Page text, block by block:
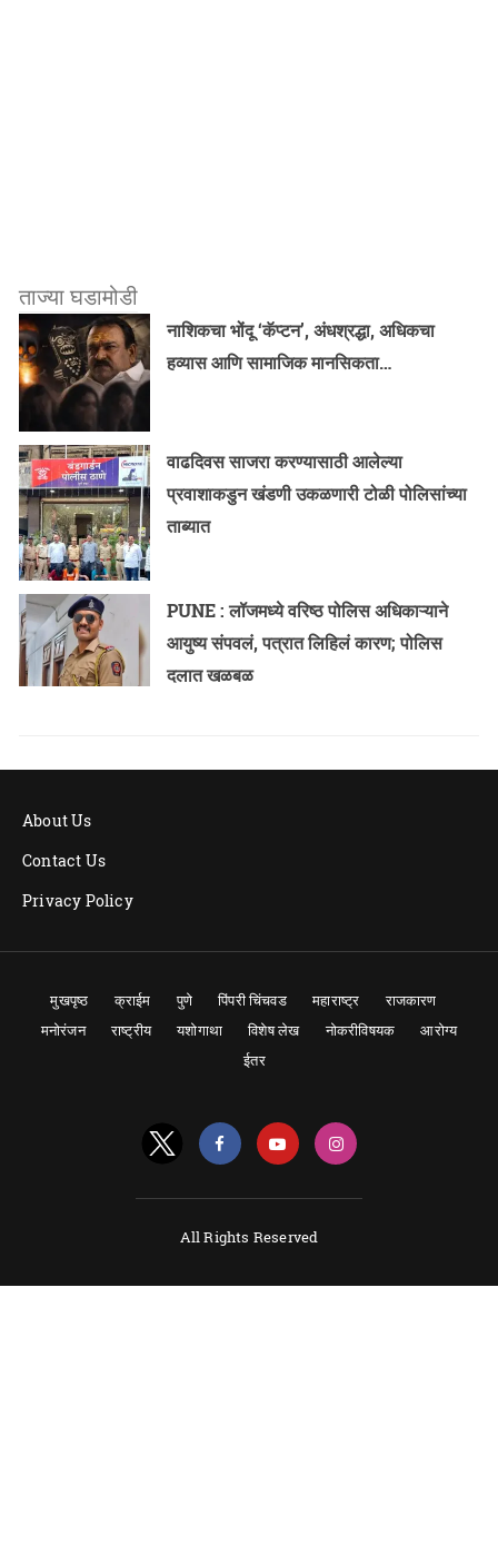
ताज्या घडामोडी
नाशिकचा भोंदू ‘कॅप्टन’, अंधश्रद्धा, अधिकचा
हव्यास आणि सामाजिक मानसिकता…
वाढदिवस साजरा करण्यासाठी आलेल्या
प्रवाशाकडुन खंडणी उकळणारी टोळी पोलिसांच्या
ताब्यात
PUNE : लॉजमध्ये वरिष्ठ पोलिस अधिकाऱ्याने
आयुष्य संपवलं, पत्रात लिहिलं कारण; पोलिस
दलात खळबळ
About Us
Contact Us
Privacy Policy
मुखपृष्ठ क्राईम पुणे पिंपरी चिंचवड महाराष्ट्र
राजकारण
मनोरंजन
राष्ट्रीय यशोगाथा विशेष लेख नोकरीविषयक
आरोग्य
ईतर
All Rights Reserved